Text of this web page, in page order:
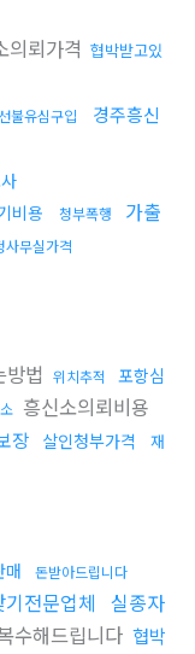
의뢰가격 협박받고있
선불유심구입
경주흥신
비용 청부폭행
가출
사무실가격
방법 위치추적
포항심
흥신소의뢰비용
장 살인청부가격
재
매 돈받아드립니다
전문업체 실종자
수해드립니다 협박